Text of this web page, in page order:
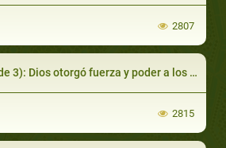
2807
Dios otorgó fuerza y poder a los ángeles
2815